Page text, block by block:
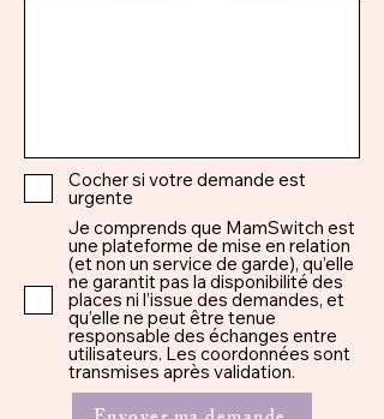
Cocher si votre demande est
urgente
Je comprends que MamSwitch est
une plateforme de mise en relation
(et non un service de garde), qu’elle
ne garantit pas la disponibilité des
places ni l’issue des demandes, et
qu’elle ne peut être tenue
responsable des échanges entre
utilisateurs. Les coordonnées sont
transmises après validation.